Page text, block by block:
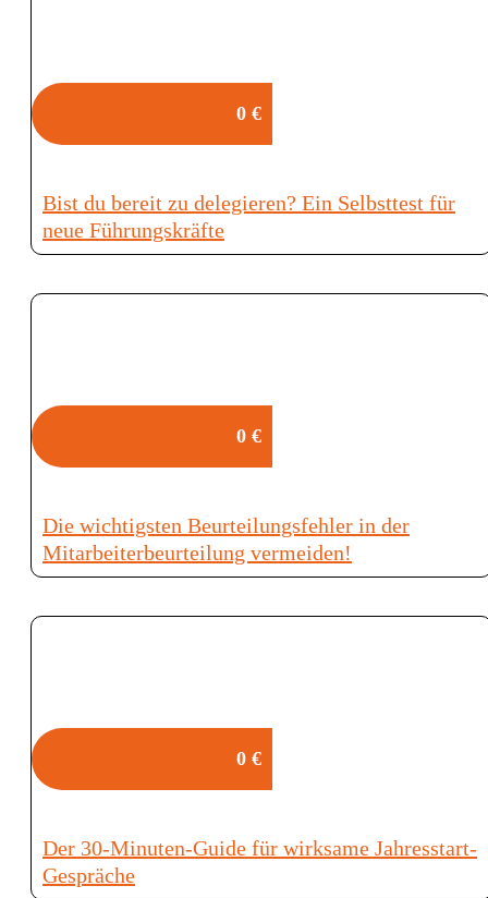
0 €
Bist du bereit zu delegieren? Ein Selbsttest für
neue Führungskräfte
0 €
Die wichtigsten Beurteilungsfehler in der
Mitarbeiterbeurteilung vermeiden!
0 €
Der 30-Minuten-Guide für wirksame Jahresstart-
Gespräche